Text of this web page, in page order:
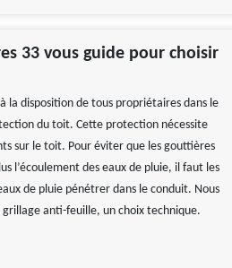
33 vous guide pour choisir
la disposition de tous propriétaires dans le
du toit. Cette protection nécessite
sur le toit. Pour éviter que les gouttières
l’écoulement des eaux de pluie, il faut les
de pluie pénétrer dans le conduit. Nous
anti-feuille, un choix technique.